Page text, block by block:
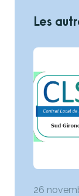
Les
26